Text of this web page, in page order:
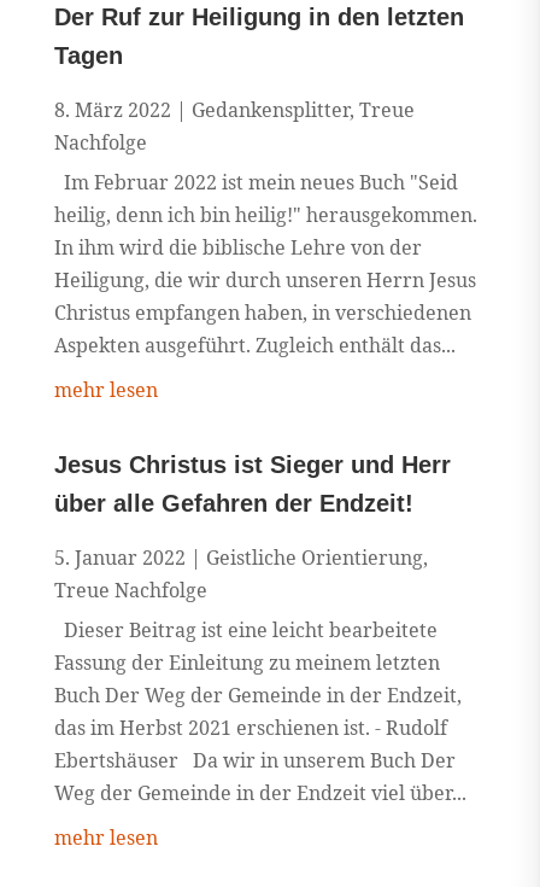
Der Ruf zur Heiligung in den letzten
Tagen
8. März 2022 | Gedankensplitter, Treue
Nachfolge
Im Februar 2022 ist mein neues Buch "Seid
heilig, denn ich bin heilig!" herausgekommen.
In ihm wird die biblische Lehre von der
Heiligung, die wir durch unseren Herrn Jesus
Christus empfangen haben, in verschiedenen
Aspekten ausgeführt. Zugleich enthält das...
mehr lesen
Jesus Christus ist Sieger und Herr
über alle Gefahren der Endzeit!
5. Januar 2022 | Geistliche Orientierung,
Treue Nachfolge
Dieser Beitrag ist eine leicht bearbeitete
Fassung der Einleitung zu meinem letzten
Buch Der Weg der Gemeinde in der Endzeit,
das im Herbst 2021 erschienen ist. - Rudolf
Ebertshäuser Da wir in unserem Buch Der
Weg der Gemeinde in der Endzeit viel über...
mehr lesen